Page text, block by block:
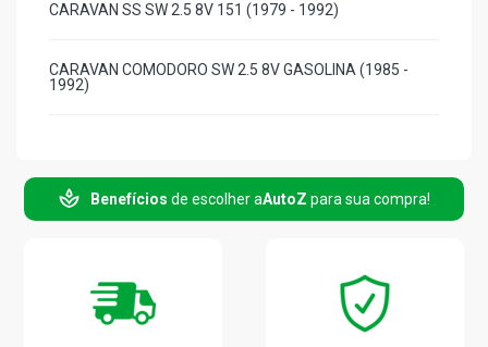
CARAVAN SS SW 2.5 8V 151 (1979 - 1992)
CARAVAN COMODORO SW 2.5 8V GASOLINA (1985 -
1992)
CARAVAN DIPLOMATA SW 2.5 8V GASOLINA (1985 -
CARAVAN DIPLOMATA SLE SW 2.5 8V GASOLINA (1985 -
Benefícios de escolher aAutoZ para sua compra!